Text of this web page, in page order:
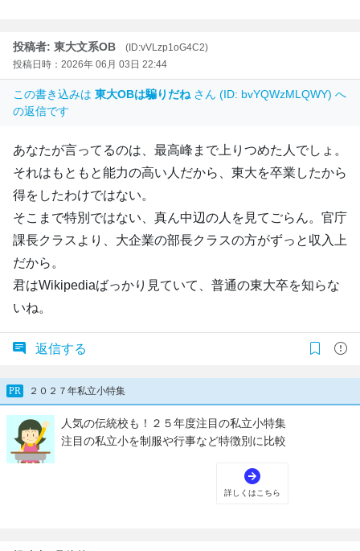
投稿者: 東大文系OB
(ID:vVLzp1oG4C2)
投稿日時：2026年 06月 03日 22:44
この書き込みは 東大OBは騙りだね さん (ID: bvYQWzMLQWY) へ
の返信です
あなたが言ってるのは、最高峰まで上りつめた人でしょ。
それはもともと能力の高い人だから、東大を卒業したから
得をしたわけではない。
そこまで特別ではない、真ん中辺の人を見てごらん。官庁
課長クラスより、大企業の部長クラスの方がずっと収入上
だから。
君はWikipediaばっかり見ていて、普通の東大卒を知らな
いね。
返信する